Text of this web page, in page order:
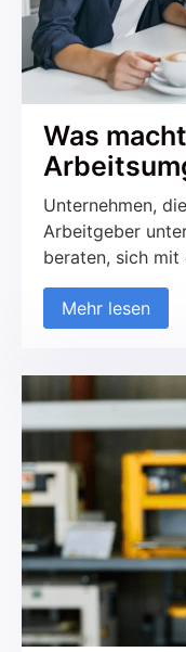
Was
Unternehmen,
Arbeitgeber
beraten, sich mit
Büroräume,
stellen immerhin
dar. Sie
Betriebs ihren
jedoch auch
Kurz: Es gibt
Mehr lesen